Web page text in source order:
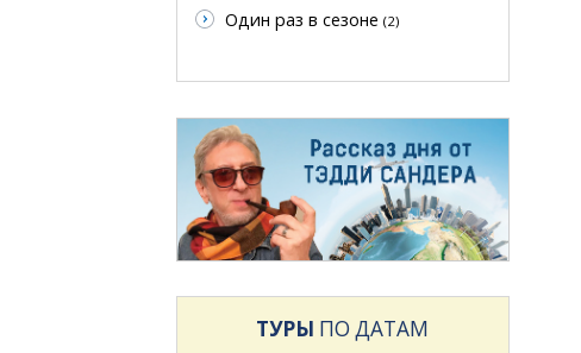
Один раз в сезоне (2)
ТУРЫ ПО ДАТАМ